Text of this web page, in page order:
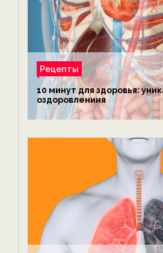
Рецепты
10 минут для здоровья:
оздоровлениия